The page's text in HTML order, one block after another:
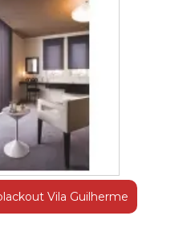
Vila Guilherme